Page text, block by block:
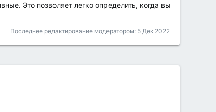
Это позволяет легко определить, когда вы
Последнее редактирование модератором: 5 Дек 2022